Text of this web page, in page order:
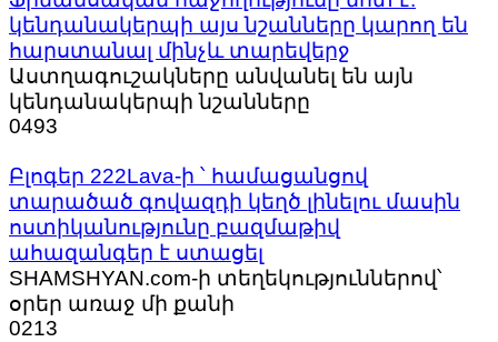
կենդանակերպի այս նշանները կարող են
հարստանալ մինչև տարեվերջ
Աստղագուշակները անվանել են այն
կենդանակերպի նշանները
0493
Բլոգեր 222Lava-ի ՝ համացանցով
տարածած գովազդի կեղծ լինելու մասին
ոստիկանությունը բազմաթիվ
ահազանգեր է ստացել
SHAMSHYAN.com-ի տեղեկություններով՝
օրեր առաջ մի քանի
0213